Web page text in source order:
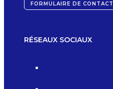
FORMULAIRE DE CONTACT
RÉSEAUX SOCIAUX